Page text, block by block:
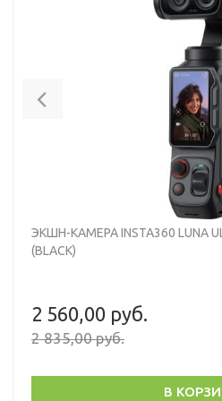
ЭКШН-КАМЕРА INSTA360 LUNA
(BLACK)
2 560,00 руб.
2 835,00 руб.
В